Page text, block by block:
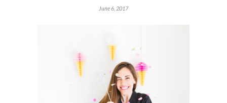
June 6, 2017